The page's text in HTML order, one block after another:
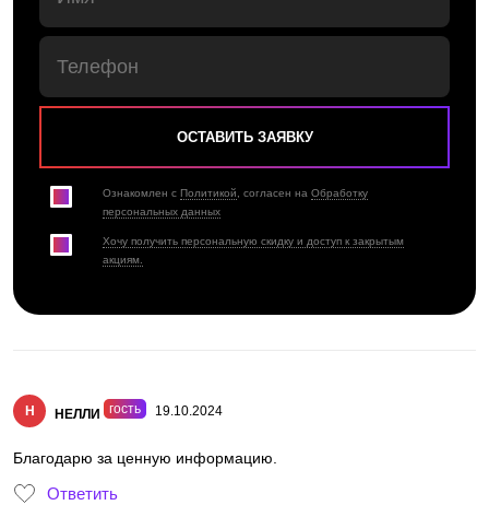
Ознакомлен с Политикой , согласен на Обработку
персональных данных
Хочу получить персональную скидку и доступ к закрытым
акциям.
Н НЕЛЛИ гость 19.10.2024
Благодарю за ценную информацию.
Ответить